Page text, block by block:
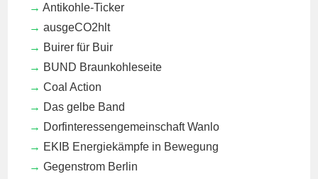
Antikohle-Ticker
ausgeCO2hlt
Buirer für Buir
BUND Braunkohleseite
Coal Action
Das gelbe Band
Dorfinteressengemeinschaft Wanlo
EKIB Energiekämpfe in Bewegung
Gegenstrom Berlin